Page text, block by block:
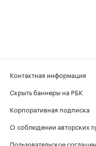
Контактная информация
Скрыть баннеры на РБК
Корпоративная подписка
О соблюдении авторских
Пользовательское